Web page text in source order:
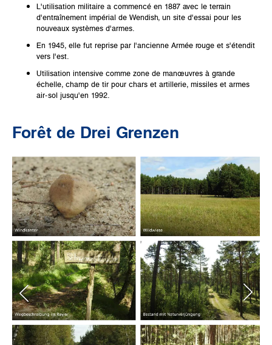
L'utilisation militaire a commencé en 1887 avec le terrain
d'entraînement impérial de Wendish, un site d'essai pour les
nouveaux systèmes d'armes.
En 1945, elle fut reprise par l'ancienne Armée rouge et s'étendit
vers l'est.
Utilisation intensive comme zone de manœuvres à grande
échelle, champ de tir pour chars et artillerie, missiles et armes
air-sol jusqu'en 1992.
Forêt de Drei Grenzen